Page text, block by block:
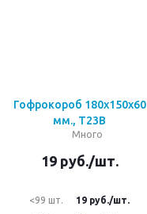
Гофрокороб 180х150х60
мм., Т23В
Много
19руб./шт.
<99 шт. 19 руб./шт.